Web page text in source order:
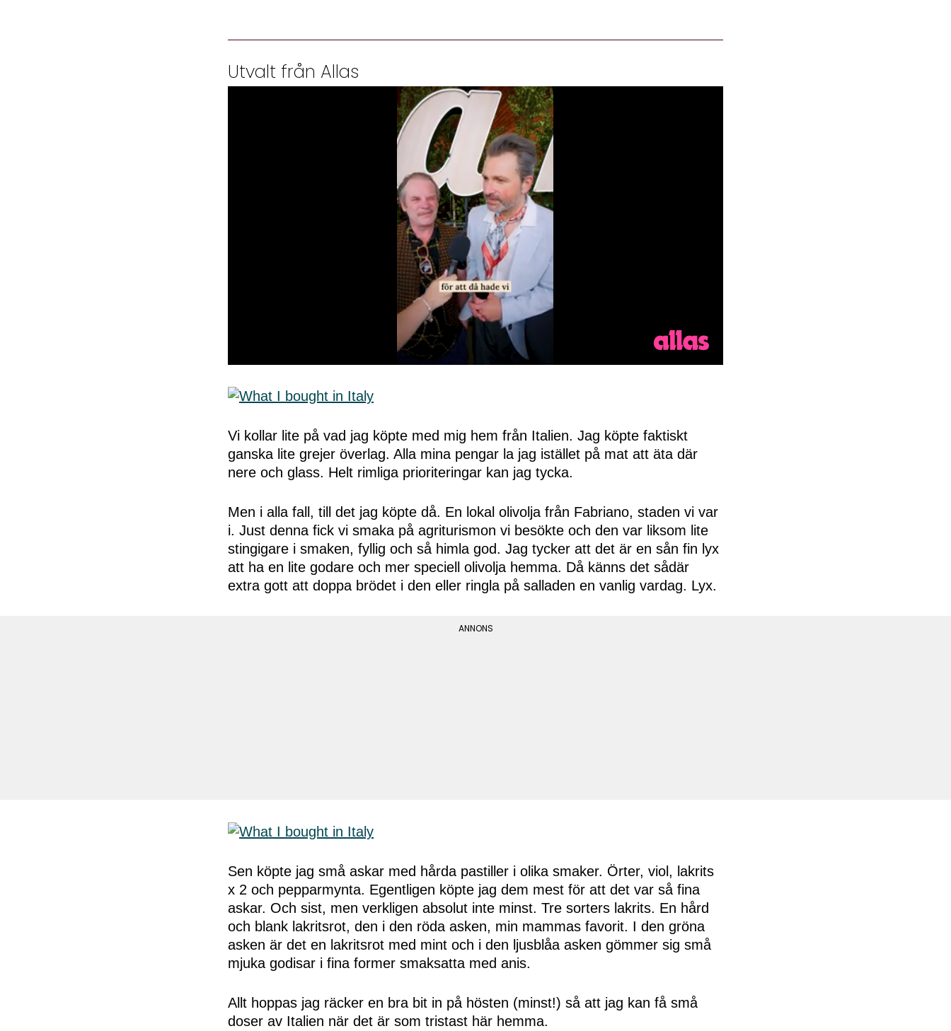
Utvalt från Allas
of
50
Vi kollar lite på vad jag köpte med mig hem från Italien. Jag köpte faktiskt
ganska lite grejer överlag. Alla mina pengar la jag istället på mat att äta där
nere och glass. Helt rimliga prioriteringar kan jag tycka.
Men i alla fall, till det jag köpte då. En lokal olivolja från Fabriano, staden vi var
i. Just denna fick vi smaka på agriturismon vi besökte och den var liksom lite
stingigare i smaken, fyllig och så himla god. Jag tycker att det är en sån fin lyx
att ha en lite godare och mer speciell olivolja hemma. Då känns det sådär
extra gott att doppa brödet i den eller ringla på salladen en vanlig vardag. Lyx.
Sen köpte jag små askar med hårda pastiller i olika smaker. Örter, viol, lakrits
x 2 och pepparmynta. Egentligen köpte jag dem mest för att det var så fina
askar. Och sist, men verkligen absolut inte minst. Tre sorters lakrits. En hård
och blank lakritsrot, den i den röda asken, min mammas favorit. I den gröna
asken är det en lakritsrot med mint och i den ljusblåa asken gömmer sig små
mjuka godisar i fina former smaksatta med anis.
Allt hoppas jag räcker en bra bit in på hösten (minst!) så att jag kan få små
doser av Italien när det är som tristast här hemma.